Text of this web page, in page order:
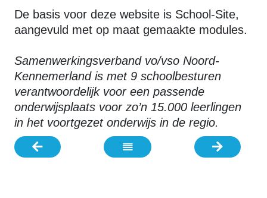
De basis voor deze website is School-Site,
aangevuld met op maat gemaakte modules.
Samenwerkingsverband vo/vso Noord-
Kennemerland is met 9 schoolbesturen
verantwoordelijk voor een passende
onderwijsplaats voor zo’n 15.000 leerlingen
in het voortgezet onderwijs in de regio.